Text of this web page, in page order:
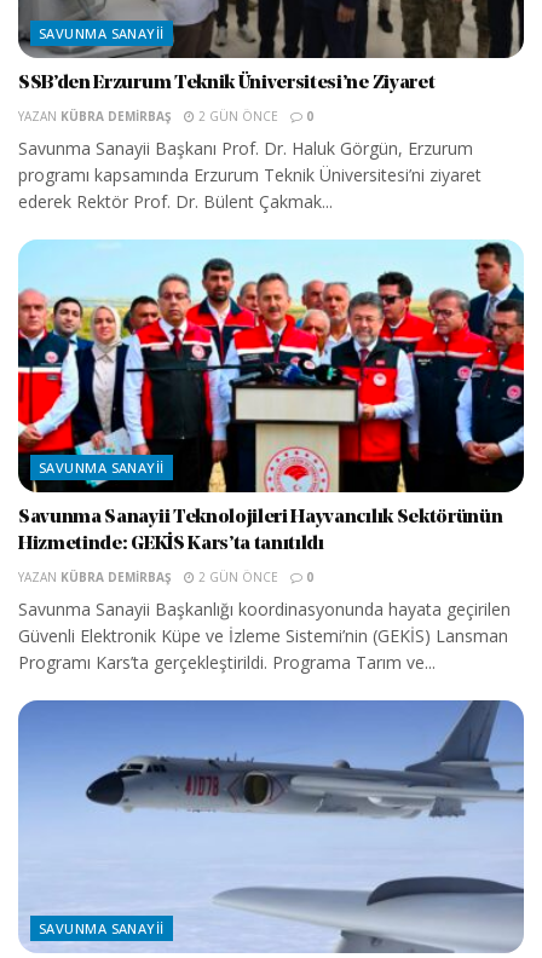
SAVUNMA SANAYII
SSB’den Erzurum Teknik Üniversitesi’ne Ziyaret
YAZAN KÜBRA DEMIRBAŞ 2 GÜN ÖNCE 0
Savunma Sanayii Başkanı Prof. Dr. Haluk Görgün, Erzurum
programı kapsamında Erzurum Teknik Üniversitesi’ni ziyaret
ederek Rektör Prof. Dr. Bülent Çakmak...
SAVUNMA SANAYII
Savunma Sanayii Teknolojileri Hayvancılık Sektörünün
Hizmetinde: GEKİS Kars’ta tanıtıldı
YAZAN KÜBRA DEMIRBAŞ 2 GÜN ÖNCE 0
Savunma Sanayii Başkanlığı koordinasyonunda hayata geçirilen
Güvenli Elektronik Küpe ve İzleme Sistemi’nin (GEKİS) Lansman
Programı Kars’ta gerçekleştirildi. Programa Tarım ve...
SAVUNMA SANAYII